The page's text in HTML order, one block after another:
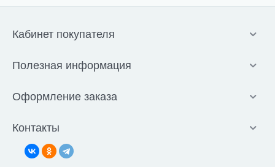
Кабинет покупателя
Полезная информация
Оформление заказа
Контакты